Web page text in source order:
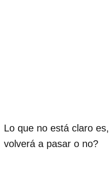
Lo que no está claro es,
volverá a pasar o no?